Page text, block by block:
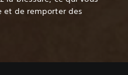
et de remporter des